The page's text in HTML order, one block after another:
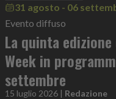
31 agosto - 06
Evento diffuso
La quinta
Week in
settembre
15 luglio 2026 | Redazione